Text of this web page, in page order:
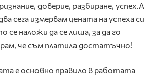
доверие, разбиране, успех.А
сега измервам цената на успеха си
наложи да се лиша, за да го
че съм платила достатъчно!
е основно правило в работата